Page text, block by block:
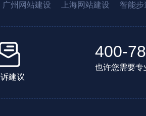
广州网站建设 上海网站建设 智能步
建议
400-
也许您需要专